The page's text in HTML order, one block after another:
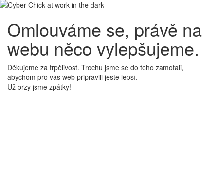
Omlouváme se, právě na
webu něco vylepšujeme.
Děkujeme za trpělivost. Trochu jsme se do toho zamotali,
abychom pro vás web připravili ještě lepší.
Už brzy jsme zpátky!